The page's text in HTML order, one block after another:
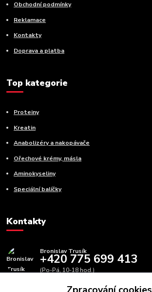
Obchodní podmínky
Reklamace
Kontakty
Doprava a platba
Top kategorie
Proteiny
Kreatin
Anabolizéry a nakopávače
Ořechové krémy, másla
Aminokyseliny
Speciální balíčky
Kontakty
Bronislav Trusík
+420 775 699 413
(Po-Pá, 10-18 hod.)
info@bbfitness.cz